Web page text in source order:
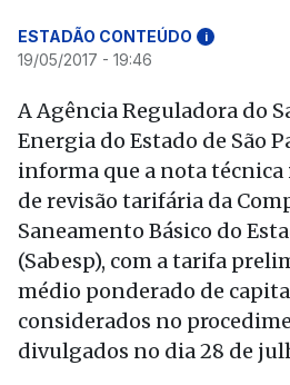
ESTADÃO CONTEÚDO i
19/05/2017 - 19:46
A Agência Reguladora do
Energia do Estado de São
informa que a nota técnica
de revisão tarifária da
Saneamento Básico do
(Sabesp), com a tarifa
médio ponderado de
considerados no
divulgados no dia 28 de